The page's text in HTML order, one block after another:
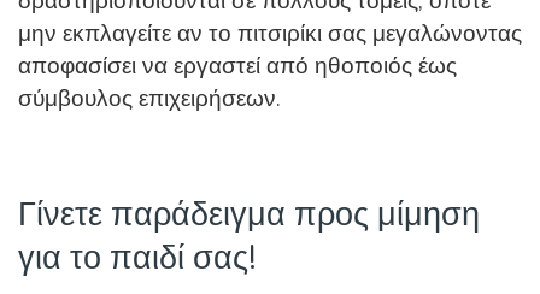
μην εκπλαγείτε αν το πιτσιρίκι σας μεγαλώνοντας
αποφασίσει να εργαστεί από ηθοποιός έως
σύμβουλος επιχειρήσεων.
Γίνετε παράδειγμα προς μίμηση
για το παιδί σας!